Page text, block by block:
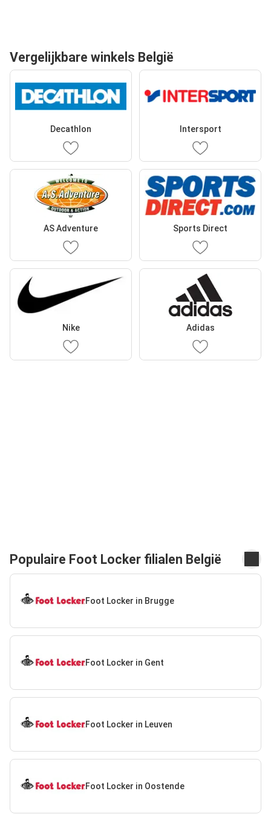
Vergelijkbare winkels België
Decathlon Intersport
AS Adventure Sports Direct
Nike Adidas
Populaire Foot Locker filialen België
Foot Locker in Brugge
Foot Locker in Gent
Foot Locker in Leuven
Foot Locker in Oostende